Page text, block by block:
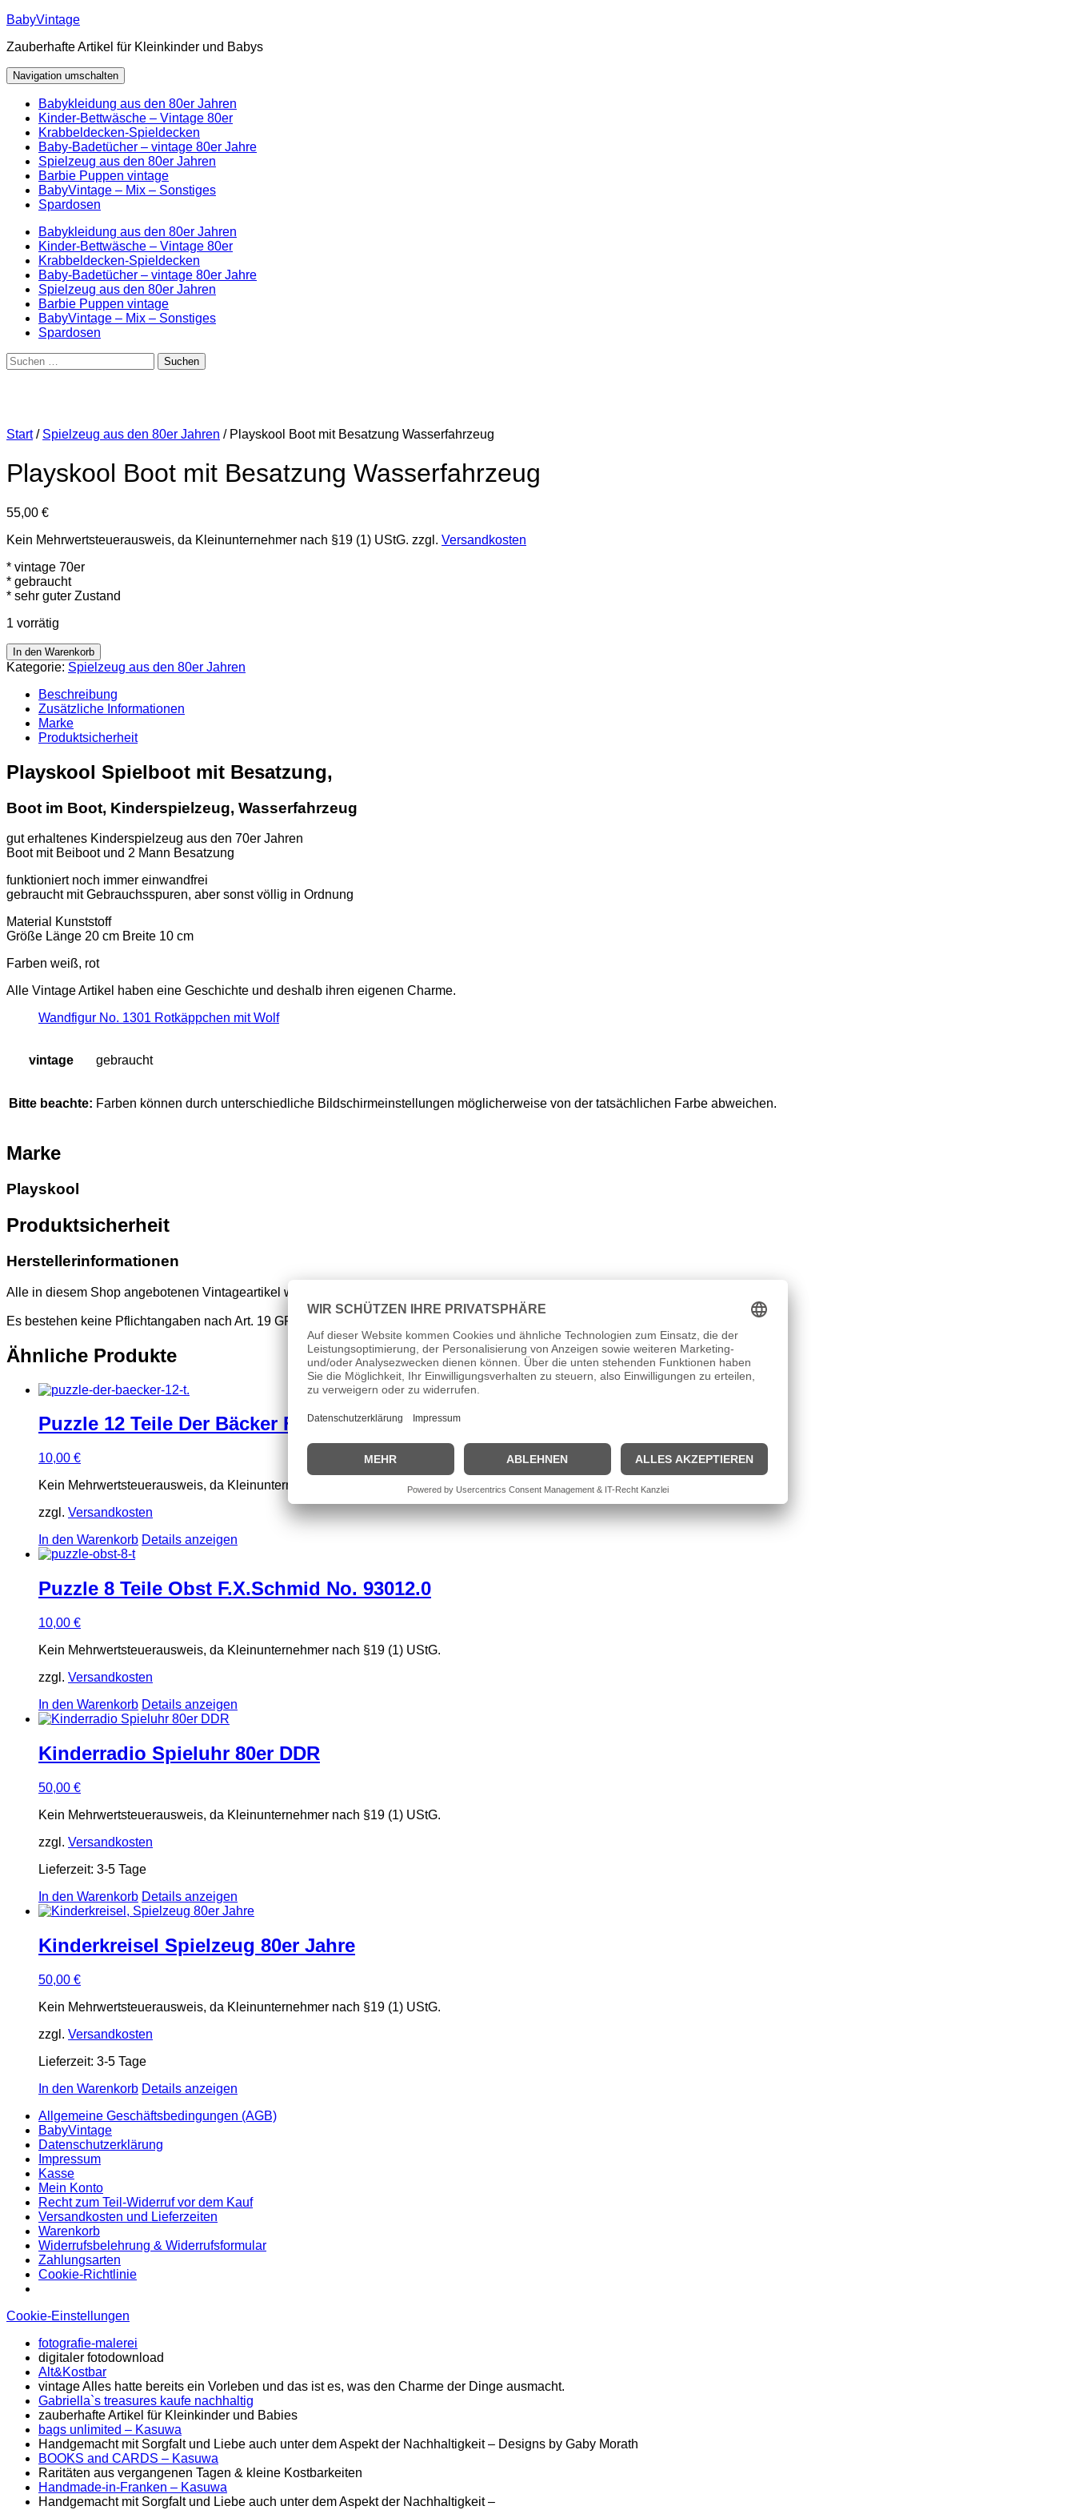
Zum
springen
BabyVintage
Zauberhafte Artikel für Kleinkinder und Babys
Navigation umschalten
Babykleidung aus den 80er Jahren
Kinder-Bettwäsche – Vintage 80er
Krabbeldecken-Spieldecken
Baby-Badetücher – vintage 80er Jahre
Spielzeug aus den 80er Jahren
Barbie Puppen vintage
BabyVintage – Mix – Sonstiges
Spardosen
Babykleidung aus den 80er Jahren
Kinder-Bettwäsche – Vintage 80er
Krabbeldecken-Spieldecken
Baby-Badetücher – vintage 80er Jahre
Spielzeug aus den 80er Jahren
Barbie Puppen vintage
BabyVintage – Mix – Sonstiges
Spardosen
Suchen
nach:
Start/ Spielzeug aus den 80er Jahren / Playskool Boot mit Besatzung Wasserfahrzeug
Playskool Boot mit Besatzung Wasserfahrzeug
55,00 €
Kein Mehrwertsteuerausweis, da Kleinunternehmer nach §19 (1) UStG. zzgl. Versandkosten
* vintage 70er
* gebraucht
* sehr guter Zustand
1 vorrätig
Playskool
Boot
Besatzung
Wasserfahrzeug
Menge
In den Warenkorb
Kategorie: Spielzeug aus den 80er Jahren
Beschreibung
Zusätzliche Informationen
Marke
Produktsicherheit
Playskool Spielboot mit Besatzung,
Boot im Boot, Kinderspielzeug, Wasserfahrzeug
gut erhaltenes Kinderspielzeug aus den 70er Jahren
Boot mit Beiboot und 2 Mann Besatzung
funktioniert noch immer einwandfrei
gebraucht mit Gebrauchsspuren, aber sonst völlig in Ordnung
Material Kunststoff
Größe Länge 20 cm Breite 10 cm
Farben weiß, rot
Alle Vintage Artikel haben eine Geschichte und deshalb ihren eigenen Charme.
Wandfigur No. 1301 Rotkäppchen mit Wolf
vintage gebraucht
Bitte beachte: Farben können durch unterschiedliche Bildschirmeinstellungen möglicherweise von der tatsächlichen Farbe abweichen.
Marke
Playskool
Produktsicherheit
Herstellerinformationen
Alle in diesem Shop angebotenen Vintageartikel wurden vor dem 13.12.2024 erstmalig in der EU in Verkehr gebracht.
Es bestehen keine Pflichtangaben nach Art. 19 GPSR
Ähnliche Produkte
Puzzle 12 Teile Der Bäcker F.X.Schmid No. 93015.1
10,00 €
Kein Mehrwertsteuerausweis, da Kleinunternehmer nach §19 (1) UStG.
zzgl. Versandkosten
In den Warenkorb Details anzeigen
Puzzle 8 Teile Obst F.X.Schmid No. 93012.0
10,00 €
Kein Mehrwertsteuerausweis, da Kleinunternehmer nach §19 (1) UStG.
zzgl. Versandkosten
In den Warenkorb Details anzeigen
Kinderradio Spieluhr 80er DDR
50,00 €
Kein Mehrwertsteuerausweis, da Kleinunternehmer nach §19 (1) UStG.
zzgl. Versandkosten
Lieferzeit: 3-5 Tage
In den Warenkorb Details anzeigen
Kinderkreisel Spielzeug 80er Jahre
50,00 €
Kein Mehrwertsteuerausweis, da Kleinunternehmer nach §19 (1) UStG.
zzgl. Versandkosten
Lieferzeit: 3-5 Tage
In den Warenkorb Details anzeigen
Allgemeine Geschäftsbedingungen (AGB)
BabyVintage
Datenschutzerklärung
Impressum
Kasse
Mein Konto
Recht zum Teil-Widerruf vor dem Kauf
Versandkosten und Lieferzeiten
Warenkorb
Widerrufsbelehrung & Widerrufsformular
Zahlungsarten
Cookie-Richtlinie
Cookie-Einstellungen
fotografie-malerei
digitaler fotodownload
Alt&Kostbar
vintage Alles hatte bereits ein Vorleben und das ist es, was den Charme der Dinge ausmacht.
Gabriella`s treasures kaufe nachhaltig
zauberhafte Artikel für Kleinkinder und Babies
bags unlimited – Kasuwa
Handgemacht mit Sorgfalt und Liebe auch unter dem Aspekt der Nachhaltigkeit – Designs by Gaby Morath
BOOKS and CARDS – Kasuwa
Raritäten aus vergangenen Tagen & kleine Kostbarkeiten
Handmade-in-Franken – Kasuwa
Handgemacht mit Sorgfalt und Liebe auch unter dem Aspekt der Nachhaltigkeit –